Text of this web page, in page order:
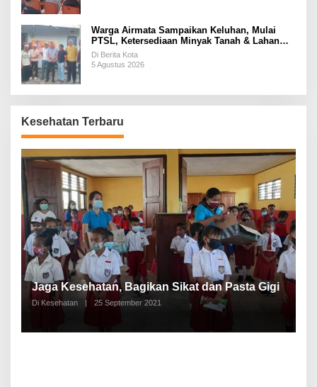
Warga Airmata Sampaikan Keluhan, Mulai
PTSL, Ketersediaan Minyak Tanah & Lahan
Pemakaman
Di Berita Kota
5 Agustus 2026
Kesehatan Terbaru
Jaga Kesehatan, Bagikan Sikat dan Pasta Gigi
Di Kesehatan | 25 September 2021